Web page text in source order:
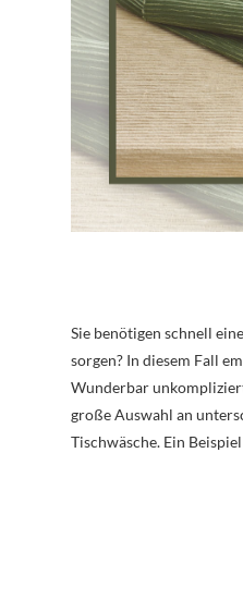
Sie benötigen schnell
sorgen? In diesem Fall
Wunderbar
große Auswahl an
Tischwäsche. Ein